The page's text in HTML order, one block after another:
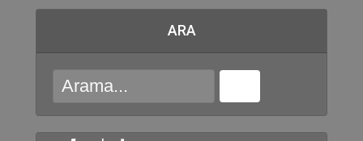
ARA